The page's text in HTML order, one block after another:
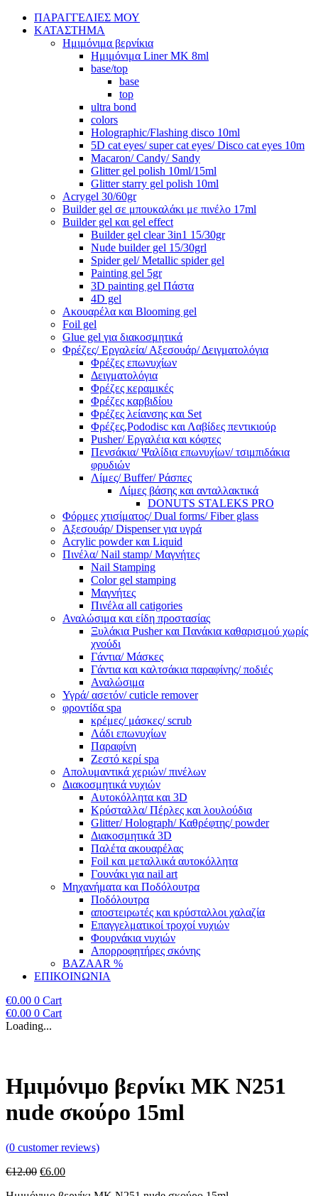
ΠΑΡΑΓΓΕΛΙΕΣ ΜΟΥ
ΚΑΤΑΣΤΗΜΑ
Ημιμόνιμα βερνίκια
Ημιμόνιμα Liner ΜΚ 8ml
base/top
base
top
ultra bond
colors
Holographic/Flashing disco 10ml
5D cat eyes/ super cat eyes/ Disco cat eyes 10m
Macaron/ Candy/ Sandy
Glitter gel polish 10ml/15ml
Glitter starry gel polish 10ml
Acrygel 30/60gr
Builder gel σε μπουκαλάκι με πινέλο 17ml
Builder gel και gel effect
Builder gel clear 3in1 15/30gr
Nude builder gel 15/30grl
Spider gel/ Metallic spider gel
Painting gel 5gr
3D painting gel Πάστα
4D gel
Ακουαρέλα και Blooming gel
Foil gel
Glue gel για διακοσμητικά
Φρέζες/ Εργαλεία/ Αξεσουάρ/ Δειγματολόγια
Φρέζες επωνυχίων
Δειγματολόγια
Φρέζες κεραμικές
Φρέζες καρβιδίου
Φρέζες λείανσης και Set
Φρέζες,Pododisc και Λαβίδες πεντικιούρ
Pusher/ Εργαλέια και κόφτες
Πενσάκια/ Ψαλίδια επωνυχίων/ τσιμπιδάκια
φρυδιών
Λίμες/ Buffer/ Ράσπες
Λίμες βάσης και ανταλλακτικά
DONUTS STALEKS PRO
Φόρμες χτισίματος/ Dual forms/ Fiber glass
Αξεσουάρ/ Dispenser για υγρά
Acrylic powder και Liquid
Πινέλα/ Nail stamp/ Μαγνήτες
Nail Stamping
Color gel stamping
Μαγνήτες
Πινέλα all catigories
Αναλώσιμα και είδη προστασίας
Ξυλάκια Pusher και Πανάκια καθαρισμού χωρίς
χνούδι
Γάντια/ Μάσκες
Γάντια και καλτσάκια παραφίνης/ ποδιές
Αναλώσιμα
Υγρά/ ασετόν/ cuticle remover
φροντίδα spa
κρέμες/ μάσκες/ scrub
Λάδι επωνυχίων
Παραφίνη
Ζεστό κερί spa
Απολυμαντικά χεριών/ πινέλων
Διακοσμητικά νυχιών
Αυτοκόλλητα και 3D
Κρύσταλλα/ Πέρλες και λουλούδια
Glitter/ Holograph/ Καθρέφτης/ powder
Διακοσμητικά 3D
Παλέτα ακουαρέλας
Foil και μεταλλικά αυτοκόλλητα
Γουνάκι για nail art
Μηχανήματα και Ποδόλουτρα
Ποδόλουτρα
αποστειρωτές και κρύσταλλοι χαλαζία
Επαγγελματικοί τροχοί νυχιών
Φουρνάκια νυχιών
Απορροφητήρες σκόνης
BAZAAR %
ΕΠΙΚΟΙΝΩΝΙΑ
€0.00 0 Cart
€0.00 0 Cart
Loading...
Ημιμόνιμο βερνίκι ΜΚ Ν251
nude σκούρο 15ml
(0 customer reviews)
€12.00 Original
€6.00Η